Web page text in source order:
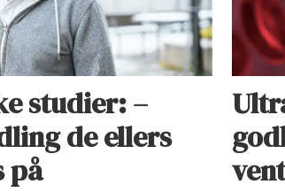
studier: –
de ellers
på